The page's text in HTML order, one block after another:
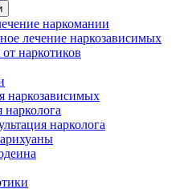
наркомании
лечение наркозависимых
наркотиков
наркозависимых
нарколога
нарколога